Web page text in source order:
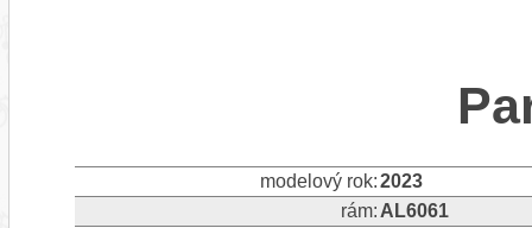
modelový rok:2023
rám: AL6061